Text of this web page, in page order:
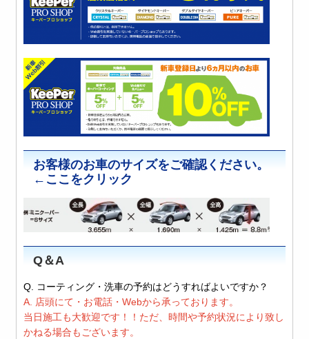
お客様のお車のサイズをご確認ください。
←ここをクリック
Q＆A
Q. コーティング・洗車の予約はどうすればよいですか？
A. 店頭にて・お電話・Webから承っております。
当日施工も大歓迎です！！ただ、時間や予約状況により致し
かねる場合もございます。